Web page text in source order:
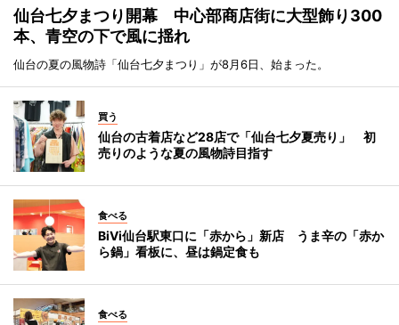
仙台七夕まつり開幕 中心部商店街に大型飾り300
本、青空の下で風に揺れ
仙台の夏の風物詩「仙台七夕まつり」が8月6日、始まった。
買う
仙台の古着店など28店で「仙台七夕夏売り」 初
売りのような夏の風物詩目指す
食べる
BiVi仙台駅東口に「赤から」新店 うま辛の「赤か
ら鍋」看板に、昼は鍋定食も
食べる